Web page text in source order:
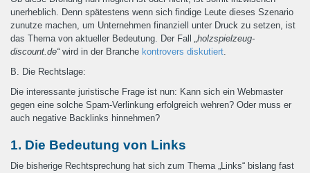
unerheblich. Denn spätestens wenn sich findige Leute dieses Szenario
zunutze machen, um Unternehmen finanziell unter Druck zu setzen, ist
das Thema von aktueller Bedeutung. Der Fall „holzspielzeug-
discount.de“wird in der Branche kontrovers diskutiert.
B. Die Rechtslage:
Die interessante juristische Frage ist nun: Kann sich ein Webmaster
gegen eine solche Spam-Verlinkung erfolgreich wehren? Oder muss er
auch negative Backlinks hinnehmen?
1. Die Bedeutung von Links
Die bisherige Rechtsprechung hat sich zum Thema „Links“ bislang fast